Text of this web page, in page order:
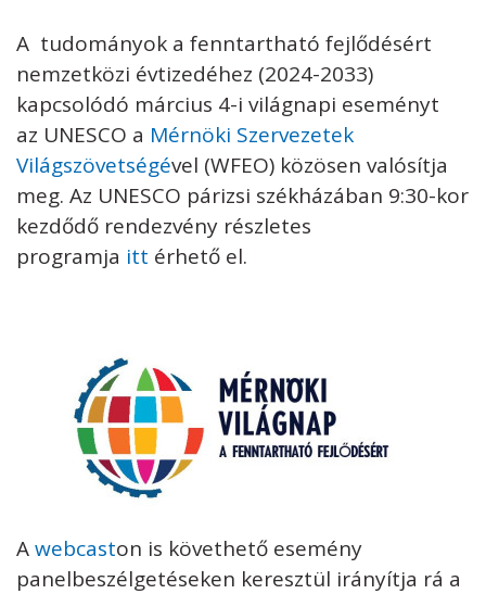
A tudományok a fenntartható fejlődésért
nemzetközi évtizedéhez (2024-2033)
kapcsolódó március 4-i világnapi eseményt
az UNESCO a Mérnöki Szervezetek
Világszövetségével (WFEO) közösen valósítja
meg. Az UNESCO párizsi székházában 9:30-kor
kezdődő rendezvény részletes
programja itt érhető el.
Awebcaston is követhető esemény
panelbeszélgetéseken keresztül irányítja rá a